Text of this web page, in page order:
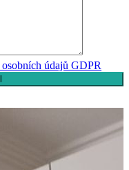
údajů GDPR